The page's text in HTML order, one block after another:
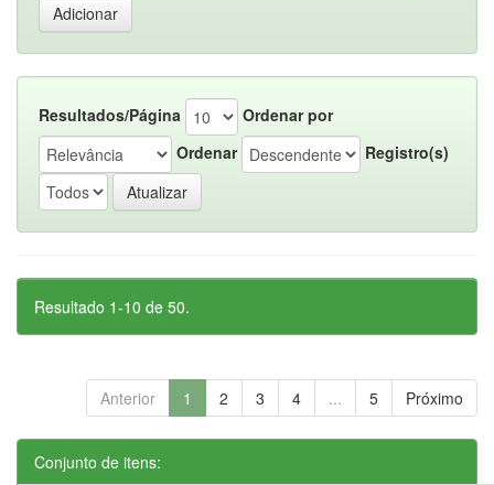
Resultados/Página
Ordenar por
Ordenar
Registro(s)
Resultado 1-10 de 50.
Anterior 1 2 3 4 ... 5 Próximo
Conjunto de itens: